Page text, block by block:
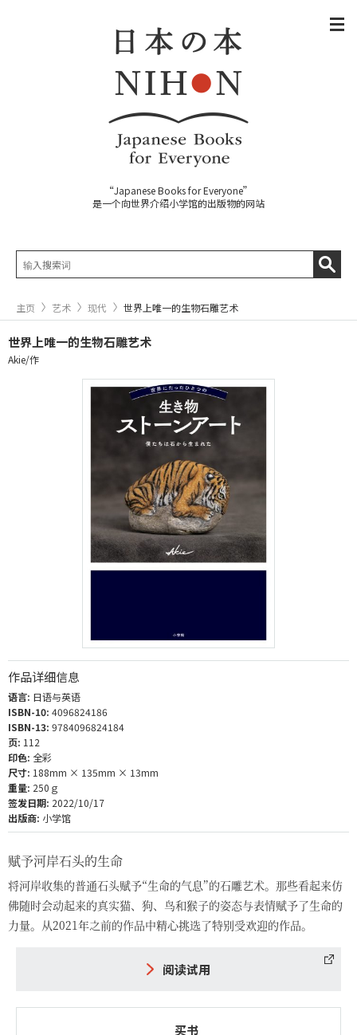
“Japanese Books for Everyone”
是一个向世界介绍小学馆的出版物的网站
主页 艺术 现代 世界上唯一的生物石雕艺术
世界上唯一的生物石雕艺术
Akie/作
作品详细信息
语言: 日语与英语
ISBN-10: 4096824186
ISBN-13: 9784096824184
页: 112
印色: 全彩
尺寸: 188mm × 135mm × 13mm
重量: 250ｇ
签发日期: 2022/10/17
出版商: 小学馆
赋予河岸石头的生命
将河岸收集的普通石头赋予“生命的气息”的石雕艺术。那些看起来仿
佛随时会动起来的真实猫、狗、鸟和猴子的姿态与表情赋予了生命的
力量。从2021年之前的作品中精心挑选了特别受欢迎的作品。
阅读试用
买书